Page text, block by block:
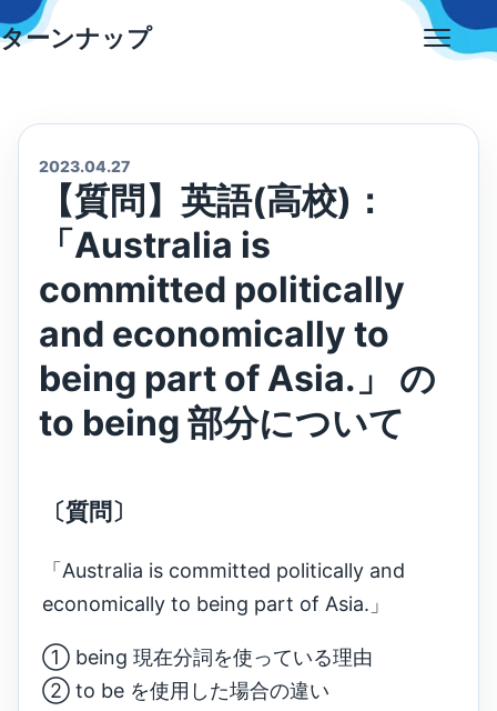
Skip
to
ターンナップ
2023.04.27
【質問】英語(高校)：
Australia is
committed politically
and economically to
being part of Asia.
の
to being 部分について
〔質問〕
Australia is committed politically and
economically to being part of Asia.
① being 現在分詞を使っている理由
② to be を使用した場合の違い